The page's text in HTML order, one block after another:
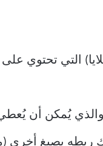
التي تحتوي على
يُمكن أن